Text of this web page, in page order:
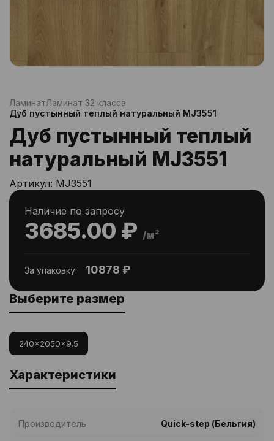
ЛаминатЛаминат 32 класса
Дуб пустынный теплый натуральный MJ3551
Дуб пустынный теплый
натуральный MJ3551
Артикул: MJ3551
3685.00 ₽ /м²
Наличие по запросу
За упаковку: 10878 ₽
Выберите размер
240x2050x9.5
Характеристики
Производитель Quick-step (Бельгия)